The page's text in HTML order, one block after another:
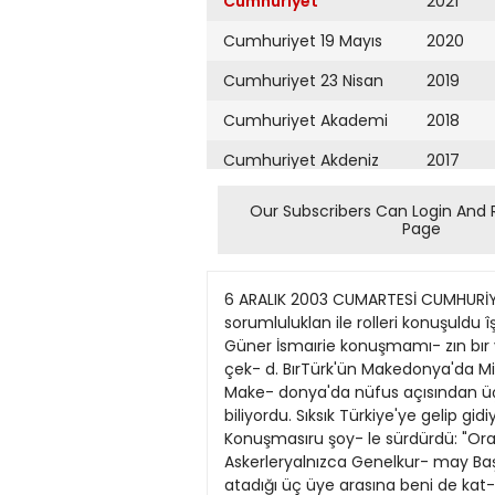
Cumhuriyet 19 Mayıs
Cumhuriyet 23 Nisan
Cumhuriyet Akademi
Cumhuriyet Akdeniz
Cumhuriyet Alışveriş
Cumhuriyet Ankara
Cumhuriyet Büyük
Taaruz
Cumhuriyet
Cumartesi
Cumhuriyet Çevre
2020
2019
2018
2017
2016
2015
2013
2012
2011
2010
2009
Our Subscribers Can Login And
Page
6 ARALIK 2003 CUMARTESİ CUMHURİYET SAYFA DM Üsküp'te düzenlenen sempozyumda, habercilerin çatışma ve savaşlardaki sorumluluklan ile rolleri konuşuldu îşiyleülkesiarasındakalmak... G üner İsmail'le Üsküp'te Holiday İnn Otelinın lobisinde randevulaş- tık. Güner İsmaırie konuşmamı- zın bır yennde kendisınin Make- donya "Milli Güvenlik Kuru- hTnun üyesı olduğunu söylemesı dıkkatırru çek- d. BırTürk'ün Makedonya'da Milli Güvenlik Ku- rulu üyesı olması ne demekti! Bu benim ıçin tam anlamıyla sürpnzdı. Çünkü Türkler Make- donya'da nüfus açısından üçüncü sıradaydılar ve siyasi hayatta önemlı bır ağırlıkJan kalmamış- tı.Güner Ismaıl, Türkiye'yı iyı biliyordu. Sıksık Türkiye'ye gelip gidiyordu. Bu nedenle "Miüi Güvenlik Kurulu üyesKim" dedıkten sonra be- nim ganp bakışlanmı anlamıştı. Konuşmasıru şoy- le sürdürdü: "Oral Bey; Makedonya'da MilliGü- venlik Kurulu, Tiirkiye'dekine benzemez. Etkin bir kurum değildir. Askerleryalnızca Genelkur- may Başkanı taranndan temsil edilir ve o da çok arka sıralarda otunır. Cumhurbaşkanı kültür dünyasından atadığı üç üye arasına beni de kat- û. Ânlayacağınız Türkiye'deki gibi önemli bir mevki sayümazT Makedonya gezim bu türden sürprizlerle ve ilginç karşılaşmalarlageçti. Üsküp'e vanşımdan ıtibaren iki gün boyunca Makedonya Medya Enstitüsü'nündüzenledıği "Çatişmalarda Med- ya" konulu bir sempozyuma katıldım. Bu sem- pozyumda gazetecilenn çatışma ve savaşlarda- ki sorumluluklan ve sorumsuzluklan, yaptıkla- n hatalı yayınlar ve rollen konuşuldu.Bir başka konu ıse gazetecılenn çatışmalarda ve çatışma sonrasında yaşadıklan travmalardı. Patates mevsimlni bllmeyen BBC muhablrl Sempozyumun ilginç tar- tışmalanndan birisi BBC Ortadoğu muhabirı Paul Wood'un konuşmacı oldu- ğu bölümdü. "Çaoşmalar- da Uluslararası Savaş Mu- habirlerT konulu bölümde konuşan \Vood, Makedon- ya'dakı çatışmalarsırasında geçtıği bir haber nedeniyle ağır eleştinlere uğramıştı. Makedonya'da 2001 yılında Arnav-utlarla, Makedon hü- kümet güçleri arasında bir yıl süren bir çatışma yaşan- mıştı. Bu olaylara iç savaş değil de çatışma denilme- sinin nedeni bir yıl boyun- ca topu topu 92 kişınin öl- mesiydi. Ancak bu çatışma- lar o dönemde dünyanın ıl- gisini Makedonya üzerine çekmışti. Çünkü Yugoslav- ya'nın dağılmasından sonra ortaya çıkan olay- lar yüz binlerce ınsanın yaşamına mal olmuş, bu çatışmalardan çok sayıda yeni devlet ortaya çık- mıştı. Ancak yeni kurulan de\ letler de sorunlar- dan kurtulamadılar. Her yeni devletın içinde de çok farklı milliyetler yaşıyordu \ e yeni devlet için- de bu değişik milliyetler nasıl bır düzen kura- caklardı, haklan ne olacaktı, bunlann hıçbin belli değıldi. İşte bu hak mücadelesi yeni çatış- malan da beraberinde getirmişti. Cinayetten suçlanan köylülerin yalan ifa-